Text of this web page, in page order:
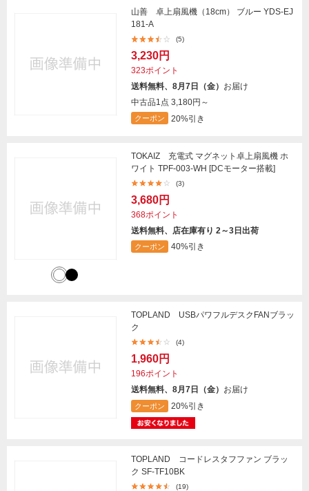
山善 卓上扇風機（18cm） ブルー YDS-EJ
181-A
(5)
3,230円
323ポイント
送料無料、8月7日（金） お届け
中古品1点 3,180円～
クーポン 20%引き
TOKAIZ 充電式 マグネット卓上扇風機 ホ
ワイト TPF-003-WH [DCモーター搭載]
(3)
3,680円
368ポイント
送料無料、店在庫有り 2～3日出荷
クーポン 40%引き
TOPLAND USBパワフルデスクFANブラッ
ク
(4)
1,960円
196ポイント
送料無料、8月7日（金） お届け
クーポン 20%引き
TOPLAND コードレスタフファン ブラッ
ク SF-TF10BK
(19)